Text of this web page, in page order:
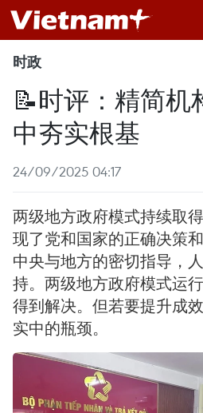
时政
📝时评：精简机
中夯实根基
24/09/2025 04:17
两级地方政府模式持续取
现了党和国家的正确决策
中央与地方的密切指导，
持。两级地方政府模式运
得到解决。但若要提升成
实中的瓶颈。